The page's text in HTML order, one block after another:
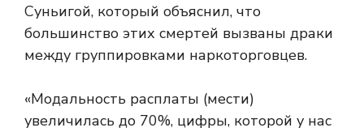
Суньигой, который объяснил, что
большинство этих смертей вызваны драки
между группировками наркоторговцев.
«Модальность расплаты (мести)
увеличилась до 70%, цифры, которой у нас